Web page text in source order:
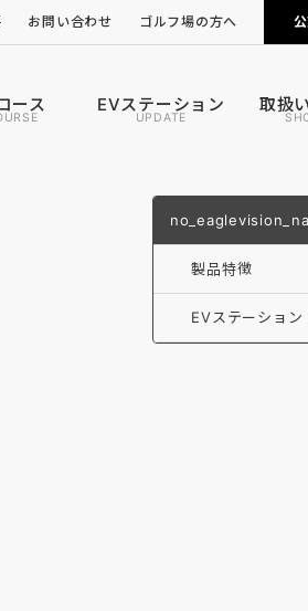
お問い合わせ ゴルフ場の方へ
カートナビの導入について
ース EVステーション
UPDATE
取扱
製品特徴
EVステーション